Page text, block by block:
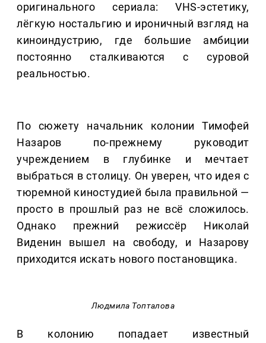
оригинального сериала: VHS-эстетику,
лёгкую ностальгию и ироничный взгляд на
киноиндустрию, где большие амбиции
постоянно сталкиваются с суровой
реальностью.
По сюжету начальник колонии Тимофей
Назаров по-прежнему руководит
учреждением в глубинке и мечтает
выбраться в столицу. Он уверен, что идея с
тюремной киностудией была правильной —
просто в прошлый раз не всё сложилось.
Однако прежний режиссёр Николай
Виденин вышел на свободу, и Назарову
приходится искать нового постановщика.
Людмила Топталова
В колонию попадает известный